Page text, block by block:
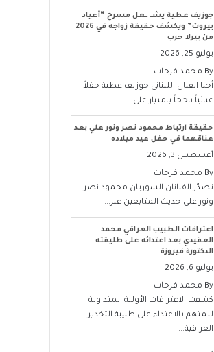
جوزيف عطية يشــ ــعل مسرح “أعياد
بيروت” ويكشف حقيقة زواجه في 2026
من بيرلا حرب
يوليو 25, 2026
By محمد فرحات
أحيا الفنان اللبناني جوزيف عطية حفلاً
غنائياً ناجحاً بامتياز على...
حقيقة ارتباط محمود نصر ونور علي بعد
عناقهما في حفل عيد ميلاده
أغسطس 3, 2026
By محمد فرحات
تصدّر الفنانان السوريان محمود نصر
ونور علي حديث المتابعين عبر...
اعترافات الطبيب العراقي محمد
العقيدي بعد اعتدائه على طليقته
الدكتورة فيروزة
يوليو 6, 2026
By محمد فرحات
كشفت الاعترافات الأولية المتداولة
للمتهم بالاعتداء على طبيبة التخدير
العراقية...